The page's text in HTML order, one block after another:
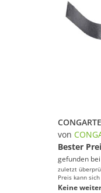
von
Bester
gefunden bei
zuletzt
Preis kann
Keine